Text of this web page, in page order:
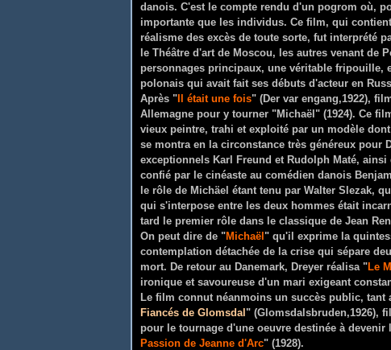
danois. C'est le compte rendu d'un pogrom où,
importante que les individus. Ce film, qui
réalisme des excès de toute sorte, fut interprété
le Théâtre d'art de Moscou, les autres venant de
personnages principaux, une véritable fripouille,
polonais qui avait fait ses débuts d'acteur en
Après " Il était une fois" (Der var engang,1922),
Allemagne pour y tourner "Michaël" (1924). Ce
vieux peintre, trahi et exploité par un modèle
se montra en la circonstance très généreux
exceptionnels Karl Freund et Rudolph Maté,
confié par le cinéaste au comédien danois
le rôle de Michäel étant tenu par Walter Slezak,
qui s'interpose entre les deux hommes était
tard le premier rôle dans le classique de Jean
On peut dire de "Michaël " qu'il exprime la
contemplation détachée de la crise qui sépare
mort. De retour au Danemark, Dreyer réalisa "Le
ironique et savoureuse d'un mari exigeant
Le film connut néanmoins un succès public, tant
Fiancés de Glomsdal " (Glomsdalsbruden,1926),
pour le tournage d'une oeuvre destinée à
Passion de Jeanne d'Arc" (1928).